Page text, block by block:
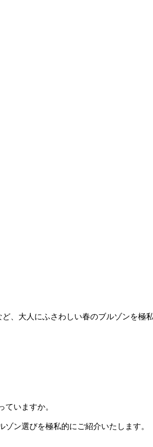
、大人にふさわしい春のブルゾンを極私
いますか。
ン選びを極私的にご紹介いたします。